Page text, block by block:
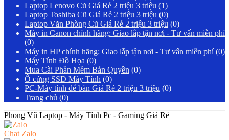
Laptop Lenovo Cũ Giá Rẻ 2 triệu 3 triệu (1)
Laptop Toshiba Cũ Giá Rẻ 2 triệu 3 triệu (0)
Laptop Văn Phòng Cũ Giá Rẻ 2 triệu 3 triệu (0)
Máy in Canon chính hãng: Giao lắp tận nơi - Tư vấn miễn phí
(0)
Máy in HP chính hãng: Giao lắp tận nơi - Tư vấn miễn phí (0)
Máy Tính Đồ Họa (0)
Mua Cài Phần Mềm Bản Quyền (0)
Ổ cứng SSD Máy Tính (0)
PC-Máy tính để bàn Giá Rẻ 2 triệu 3 triệu (0)
Trang chủ (0)
Phong Vũ Laptop - Máy Tính Pc - Gaming Giá Rẻ
Chat Zalo